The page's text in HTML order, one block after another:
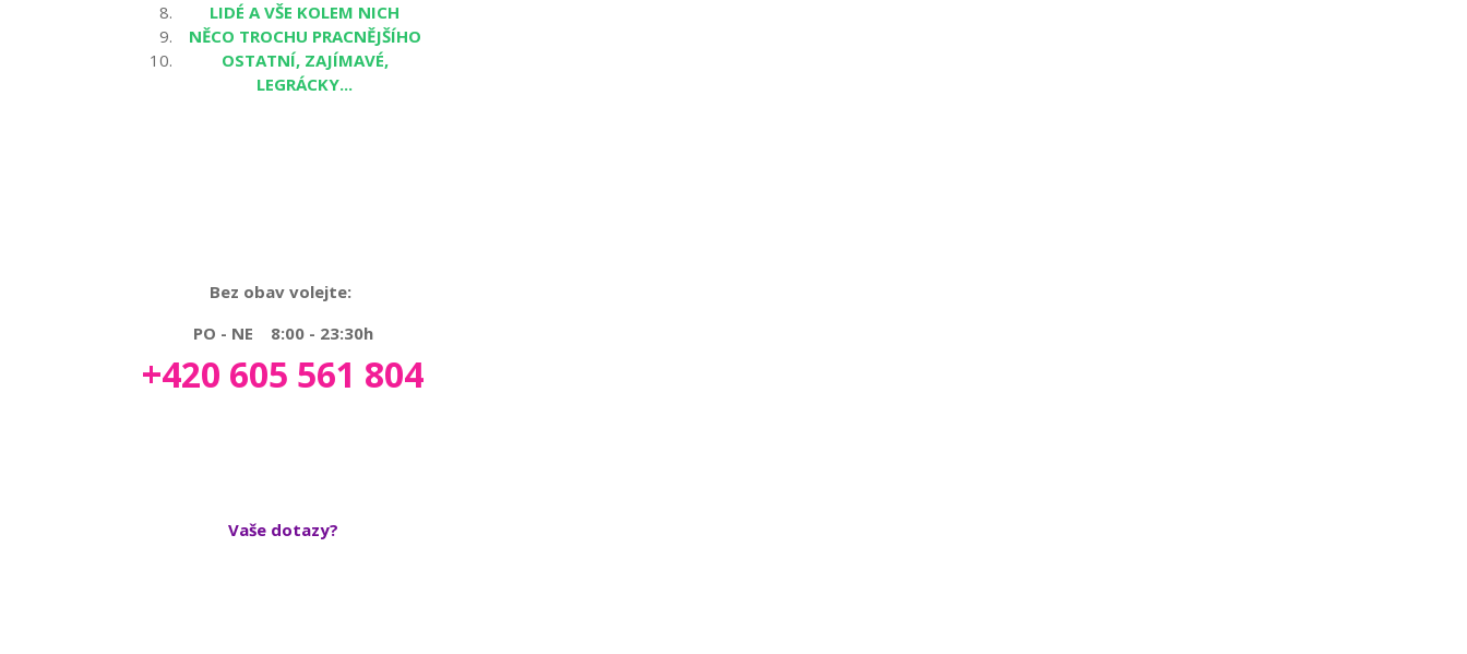
LIDÉ A VŠE KOLEM NICH
NĚCO TROCHU PRACNĚJŠÍHO
OSTATNÍ, ZAJÍMAVÉ,
LEGRÁCKY...
Bez obav volejte:
PO - NE 8:00 - 23:30h
+420 605 561 804
Vaše dotazy?